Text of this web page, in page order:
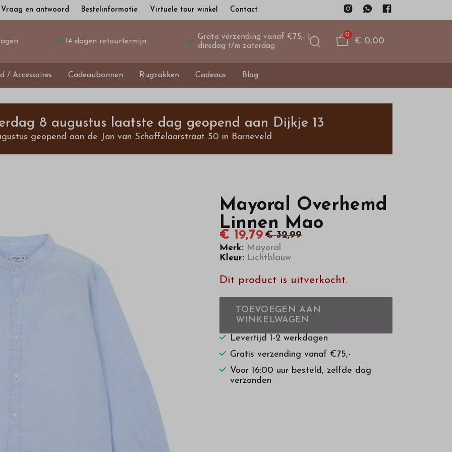
Vraag en antwoord Bestelinformatie Virtuele tour winkel Contact
14 dagen retourtermijn
Gratis verzending vanaf €75,- |
dinsdag t/m zaterdag
0
€ 0,00
/ Accessoires Cadeaubonnen Rugzakken Cadeaus Blog
8 augustus laatste dag geopend aan Dijkje 13
geopend aan de Jan van Schaffelaarstraat 50 in Barneveld
Mayoral Overhemd
Linnen Mao
€ 19,79 € 32,99
Merk: Mayoral
Kleur: Lichtblauw
Dit product is uitverkocht.
TOEVOEGEN AAN
WINKELWAGEN
Levertijd 1-2 werkdagen
Gratis verzending vanaf €75,-
Voor 16:00 uur besteld, zelfde dag
verzonden